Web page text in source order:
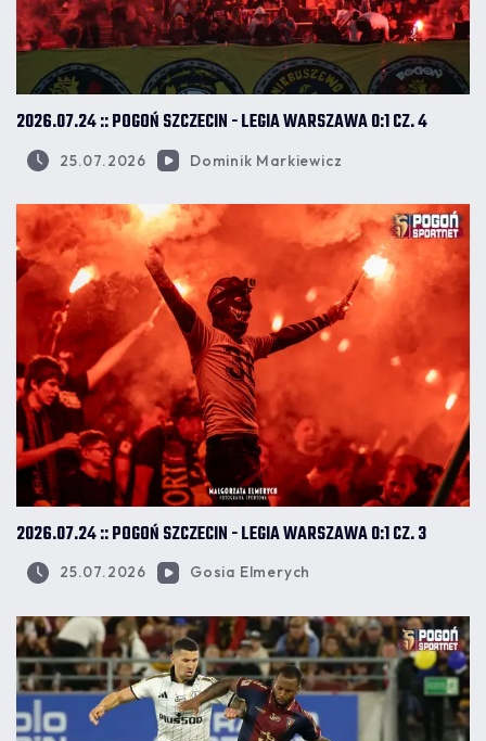
2026.07.24 :: POGOŃ SZCZECIN - LEGIA WARSZAWA 0:1 CZ. 4
25.07.2026 Dominik Markiewicz
2026.07.24 :: POGOŃ SZCZECIN - LEGIA WARSZAWA 0:1 CZ. 3
25.07.2026 Gosia Elmerych